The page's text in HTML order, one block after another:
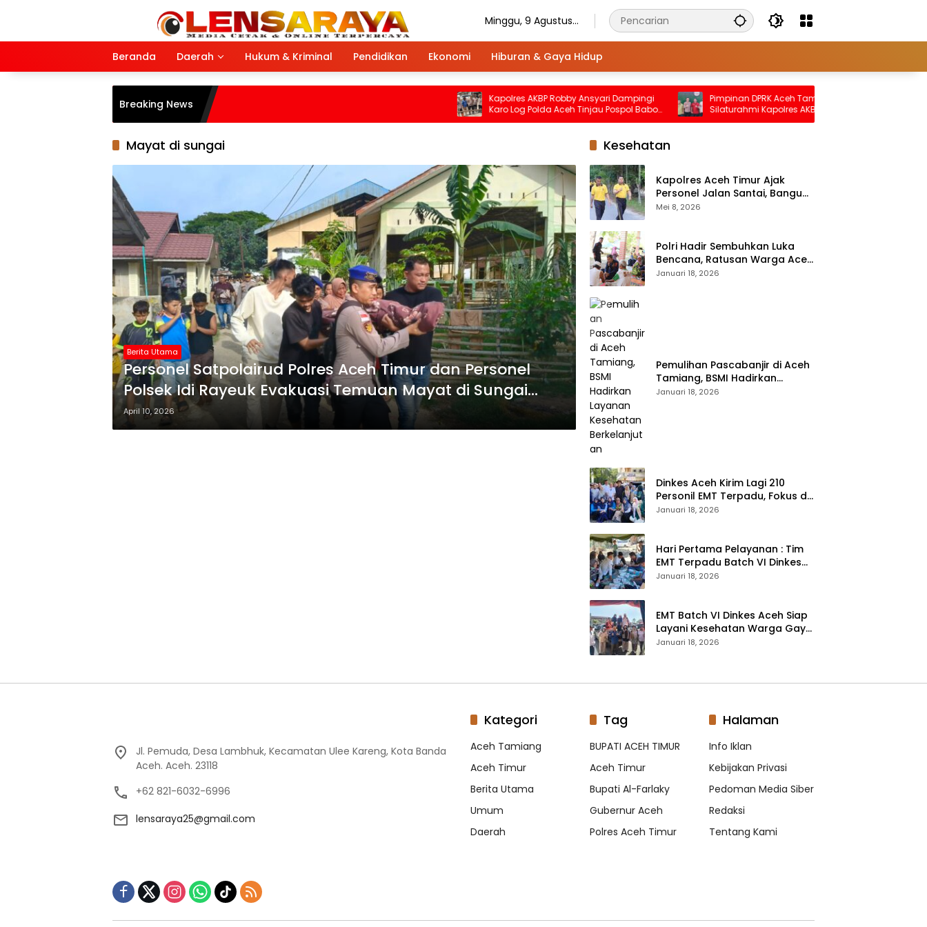
Minggu, 9 Agustus
Beranda
Daerah Hukum & Kriminal Pendidikan Ekonomi Hiburan & Gaya Hidup
Breaking News
Kapolres AKBP Robby Ansyari Dampingi
Karo Log Polda Aceh Tinjau Pospol Babo
dan Sumur Bor Bhayangkari Peduli
Pimpinan DPRK Aceh Tamiang Terima
Silaturahmi Kapolres AKBP Robby Ansyari
Mayat di sungai
Berita Utama
Personel Satpolairud Polres Aceh Timur dan Personel
Polsek Idi Rayeuk Evakuasi Temuan Mayat di Sungai
Gampong Jawa
April 10, 2026
Kesehatan
Kapolres Aceh Timur Ajak
Personel Jalan Santai, Bangun
Semangat Sehat dan Solid
Mei 8, 2026
Polri Hadir Sembuhkan Luka
Bencana, Ratusan Warga Aceh
Tengah Terlayani Bakti
Januari 18, 2026
Pemulihan Pascabanjir di Aceh
Tamiang, BSMI Hadirkan
Layanan Kesehatan
Januari 18, 2026
Dinkes Aceh Kirim Lagi 210
Personil EMT Terpadu, Fokus di
Tujuh Kabupaten
Januari 18, 2026
Hari Pertama Pelayanan : Tim
EMT Terpadu Batch VI Dinkes
Aceh Jangkau Wilayah
Januari 18, 2026
EMT Batch VI Dinkes Aceh Siap
Layani Kesehatan Warga Gayo
Lues, Ini Lokasi Yang Akan
Januari 18, 2026
Jl. Pemuda, Desa Lambhuk, Kecamatan Ulee Kareng, Kota Banda
Aceh. Aceh. 23118
+62 821-6032-6996
lensaraya25@gmail.com
Kategori
Aceh Tamiang
Aceh Timur
Berita Utama
Umum
Daerah
Tag
BUPATI ACEH TIMUR
Aceh Timur
Bupati Al-Farlaky
Gubernur Aceh
Polres Aceh Timur
Halaman
Info Iklan
Kebijakan Privasi
Pedoman Media Siber
Redaksi
Tentang Kami